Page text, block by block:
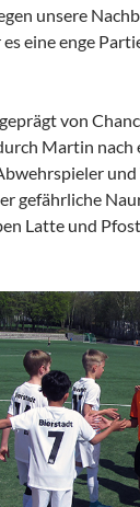
unsere
eine enge
von
Martin nach
gefährliche
Latte und